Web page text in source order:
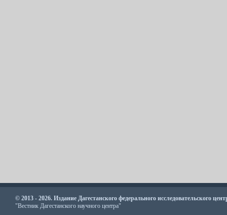
© 2013 - 2026. Издание Дагестанского федерального исследовательского
"Вестник Дагестанского научного центра"